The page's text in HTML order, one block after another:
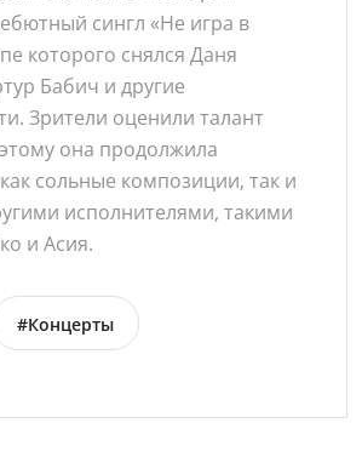
сингл «Не игра в
которого снялся Даня
Бабич и другие
Зрители оценили талант
она продолжила
сольные композиции, так и
исполнителями, такими
и Асия.
#Концерты